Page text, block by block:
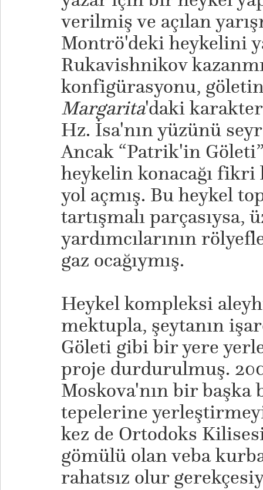
verilmiş ve açılan
Montrö'deki heykelini
Rukavishnikov
konfigürasyonu, göletin
Margarita'daki
Hz. İsa'nın yüzünü
Ancak “Patrik'in
heykelin konacağı
yol açmış. Bu heykel
tartışmalı parçasıysa,
yardımcılarının
gaz ocağıymış.
Heykel kompleksi
mektupla, şeytanın
Göleti gibi bir yere
proje durdurulmuş.
Moskova'nın bir başka
tepelerine
kez de Ortodoks
gömülü olan veba
rahatsız olur